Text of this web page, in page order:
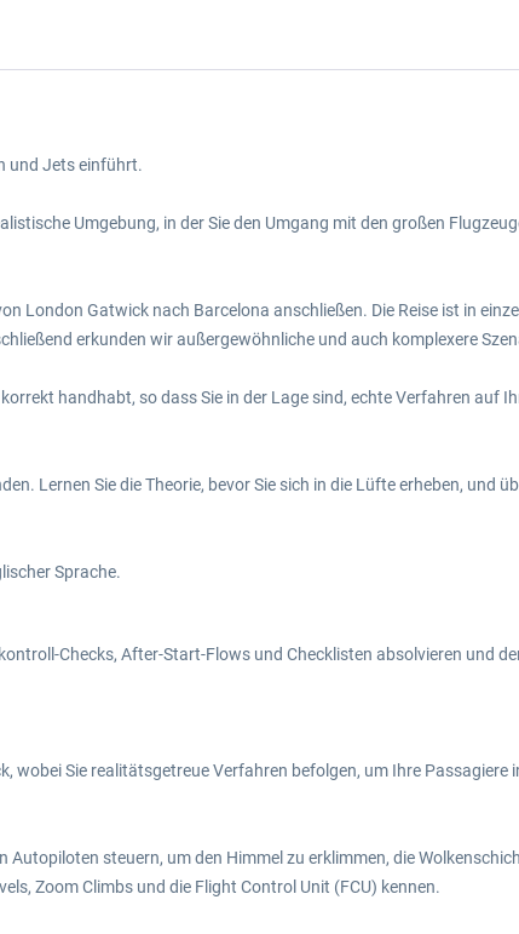
und Jets einführt.
Umgebung, in der Sie den Umgang mit den großen
London Gatwick nach Barcelona anschließen. Die Reise ist in
erkunden wir außergewöhnliche und auch komplexere
handhabt, so dass Sie in der Lage sind, echte Verfahren auf
Lernen Sie die Theorie, bevor Sie sich in die Lüfte erheben, und
Sprache.
Checks, After-Start-Flows und Checklisten absolvieren und
wobei Sie realitätsgetreue Verfahren befolgen, um Ihre Passagiere
steuern, um den Himmel zu erklimmen, die
Zoom Climbs und die Flight Control Unit (FCU) kennen.